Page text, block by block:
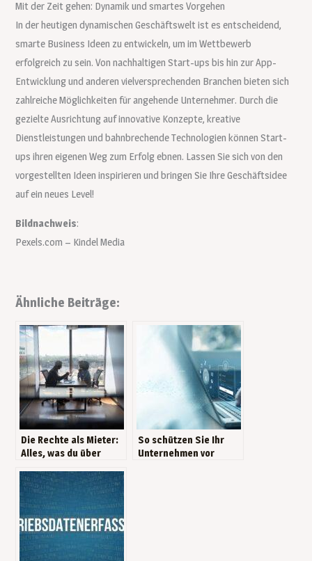
Mit der Zeit gehen: Dynamik und smartes Vorgehen
In der heutigen dynamischen Geschäftswelt ist es entscheidend,
smarte Business Ideen zu entwickeln, um im Wettbewerb
erfolgreich zu sein. Von nachhaltigen Start-ups bis hin zur App-
Entwicklung und anderen vielversprechenden Branchen bieten sich
zahlreiche Möglichkeiten für angehende Unternehmer. Durch die
gezielte Ausrichtung auf innovative Konzepte, kreative
Dienstleistungen und bahnbrechende Technologien können Start-
ups ihren eigenen Weg zum Erfolg ebnen. Lassen Sie sich von den
vorgestellten Ideen inspirieren und bringen Sie Ihre Geschäftsidee
auf ein neues Level!
Bildnachweis:
Pexels.com – Kindel Media
Ähnliche Beiträge:
Die Rechte als Mieter:
Alles, was du über
wissen musst!
So schützen Sie Ihr
Unternehmen vor